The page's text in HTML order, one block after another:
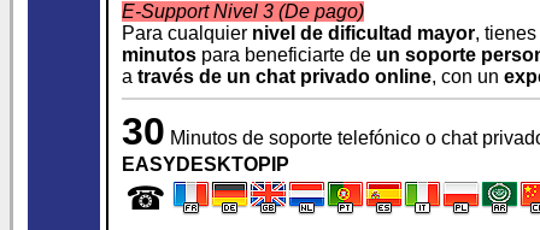
E-Support Nivel 3 (De pago)
Para cualquier nivel de dificultad mayor,
minutos para beneficiarte de un soporte
a través de un chat privado online, con un
30 Minutos de soporte telefónico o chat
EASYDESKTOPIP
☎